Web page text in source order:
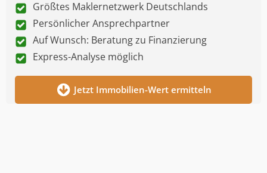
Größtes Maklernetzwerk Deutschlands
Persönlicher Ansprechpartner
Auf Wunsch: Beratung zu Finanzierung
Express-Analyse möglich
Jetzt Immobilien-Wert ermitteln